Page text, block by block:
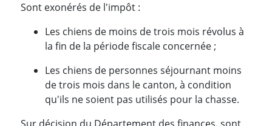
Sont exonérés de l'impôt :
Les chiens de moins de trois mois révolus à
la fin de la période fiscale concernée ;
Les chiens de personnes séjournant moins
de trois mois dans le canton, à condition
qu'ils ne soient pas utilisés pour la chasse.